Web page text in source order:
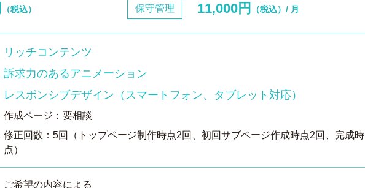
（税込） 保守管理 11,000円 （税込）/ 月
リッチコンテンツ
訴求力のあるアニメーション
レスポンシブデザイン（スマートフォン、タブレット対応）
作成ページ：要相談
修正回数：5回（トップページ制作時点2回、初回サブページ作成時点2回、完成時
点）
ご希望の内容による